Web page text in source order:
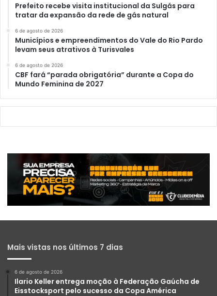
Prefeito recebe visita institucional da Sulgás para
tratar da expansão da rede de gás natural
6 de agosto de 2026
Municípios e empreendimentos do Vale do Rio Pardo
levam seus atrativos à Turisvales
6 de agosto de 2026
CBF fará “parada obrigatória” durante a Copa do
Mundo Feminina de 2027
Mais vistas nos últimos 7 dias
6 de agosto de 2026
Ilario Keller entrega moção à Federação Gaúcha de
Eisstocksport pelo sucesso da Copa América